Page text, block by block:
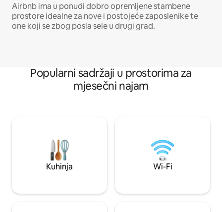
Airbnb ima u ponudi dobro opremljene stambene
prostore idealne za nove i postojeće zaposlenike te
one koji se zbog posla sele u drugi grad.
Popularni sadržaji u prostorima za
mjesečni najam
Kuhinja Wi-Fi